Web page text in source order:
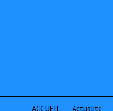
ACCUEIL Actualité